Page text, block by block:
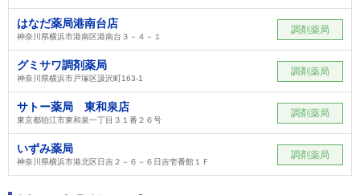
はなだ薬局港南台店
神奈川県横浜市港南区港南台３－４－１
調剤薬局
グミサワ調剤薬局
神奈川県横浜市戸塚区汲沢町163-1
調剤薬局
サトー薬局 東和泉店
東京都狛江市東和泉一丁目３１番２６号
調剤薬局
いずみ薬局
神奈川県横浜市港北区日吉２－６－６日吉壱番館１Ｆ
調剤薬局